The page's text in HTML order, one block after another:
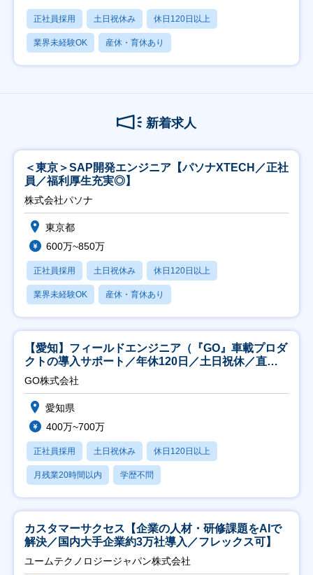
正社員採用 土日祝休み 休日120日以上
業界未経験OK 産休・育休あり
新着求人
＜東京＞SAP開発エンジニア【パソナXTECH／正社
員／福利厚生充実◎】
株式会社パソナ
東京都
600万~850万
正社員採用 土日祝休み 休日120日以上
業界未経験OK 産休・育休あり
【愛知】フィールドエンジニア（『GO』車載プロダ
クトの導入サポート／年休120日／土日祝休／直行
直帰
GO株式会社
愛知県
400万~700万
正社員採用 土日祝休み 休日120日以上
月残業20時間以内 学歴不問
カスタマーサクセス【企業の人材・研修課題をAIで
解決／国内大手企業約3万社導入／フレックス可】
ユームテクノロジージャパン株式会社